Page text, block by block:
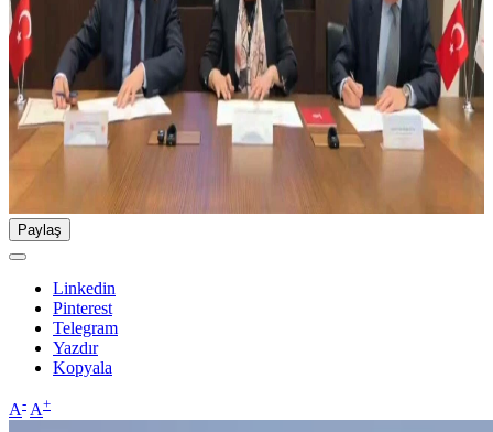
Paylaş
Linkedin
Pinterest
Telegram
Yazdır
Kopyala
A- A+